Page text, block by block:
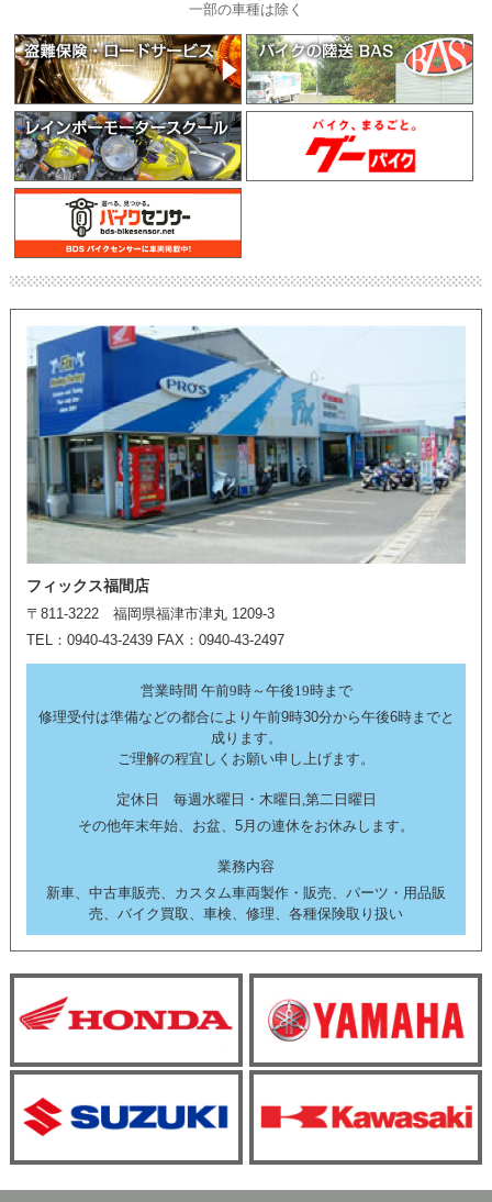
一部の車種は除く
フィックス福間店
〒811-3222 福岡県福津市津丸 1209-3
TEL：0940-43-2439 FAX：0940-43-2497
営業時間 午前9時～午後19時まで
修理受付は準備などの都合により午前9時30分から午後6時までと
成ります。
ご理解の程宜しくお願い申し上げます。
定休日 毎週水曜日・木曜日,第二日曜日
その他年末年始、お盆、5月の連休をお休みします。
業務内容
新車、中古車販売、カスタム車両製作・販売、パーツ・用品販
売、バイク買取、車検、修理、各種保険取り扱い